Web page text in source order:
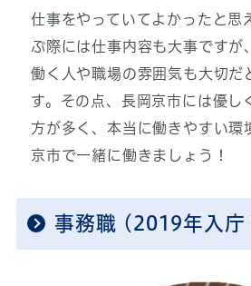
仕事をやっていてよかったと思
ぶ際には仕事内容も大事ですが
働く人や職場の雰囲気も大切だ
す。その点、長岡京市には優し
方が多く、本当に働きやすい環
京市で一緒に働きましょう！
事務職 (2019年入庁